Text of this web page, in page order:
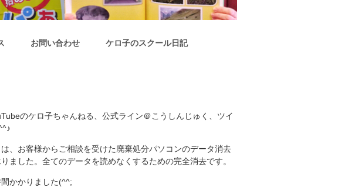
お問い合わせ ケロ子のスクール日記
のケロ子ちゃんねる、公式ライン＠こうしんじゅく、ツイ
、お客様からご相談を受けた廃棄処分パソコンのデータ消去
ました。全てのデータを読めなくするための完全消去です。
間かかりました(^^;